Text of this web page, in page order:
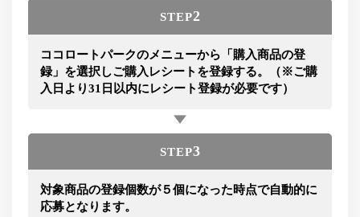
STEP2
ココロートパークのメニューから「購入商品の登
録」を選択しご購入レシートを登録する。（※ご購
入日より31日以内にレシート登録が必要です）
STEP3
対象商品の登録個数が５個になった時点で自動的に
応募となります。